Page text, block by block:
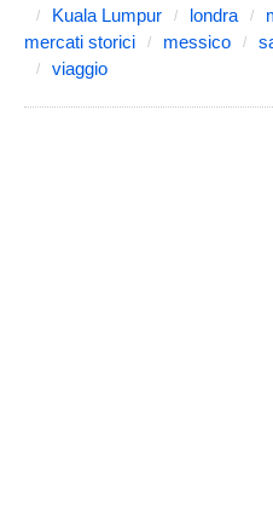
Kuala Lumpur
londra
mercati storici
messico
viaggio